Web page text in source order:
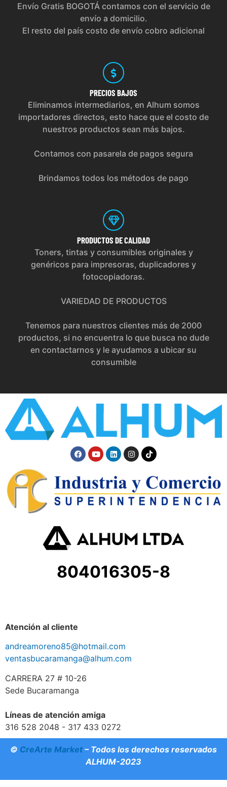
Envío Gratis BOGOTÁ contamos con el servicio de
envío a domicilio.
El resto del país costo de envío cobro adicional
PRECIOS BAJOS
Eliminamos intermediarios, en Alhum somos
importadores directos, esto hace que el costo de
nuestros productos sean más bajos.
Contamos con pasarela de pagos segura
Brindamos todos los métodos de pago
PRODUCTOS DE CALIDAD
Toners, tintas y consumibles originales y
genéricos para impresoras, duplicadores y
fotocopiadoras.
VARIEDAD DE PRODUCTOS
Tenemos para nuestros clientes más de 2000
productos, si no encuentra lo que busca no dude
en contactarnos y le ayudamos a ubicar su
consumible
804016305-8
Atención al cliente
andreamoreno85@hotmail.com
ventasbucaramanga@alhum.com
CARRERA 27 # 10-26
Sede Bucaramanga
Líneas de atención amiga
316 528 2048 - 317 433 0272
© CreArte Market – Todos los derechos reservados
ALHUM-2023